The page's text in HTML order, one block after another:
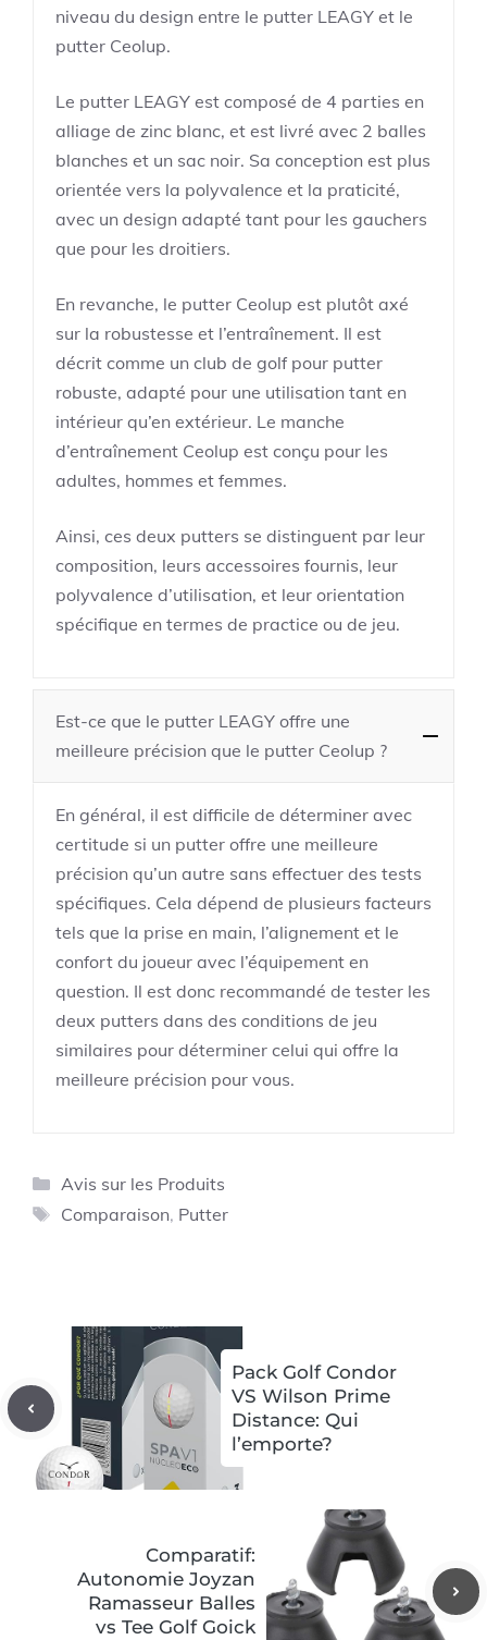
niveau du design entre le putter LEAGY et le
putter Ceolup.
Le putter LEAGY est composé de 4 parties en
alliage de zinc blanc, et est livré avec 2 balles
blanches et un sac noir. Sa conception est plus
orientée vers la polyvalence et la praticité,
avec un design adapté tant pour les gauchers
que pour les droitiers.
En revanche, le putter Ceolup est plutôt axé
sur la robustesse et l’entraînement. Il est
décrit comme un club de golf pour putter
robuste, adapté pour une utilisation tant en
intérieur qu’en extérieur. Le manche
d’entraînement Ceolup est conçu pour les
adultes, hommes et femmes.
Ainsi, ces deux putters se distinguent par leur
composition, leurs accessoires fournis, leur
polyvalence d’utilisation, et leur orientation
spécifique en termes de practice ou de jeu.
Est-ce que le putter LEAGY offre une
meilleure précision que le putter Ceolup ?
En général, il est difficile de déterminer avec
certitude si un putter offre une meilleure
précision qu’un autre sans effectuer des tests
spécifiques. Cela dépend de plusieurs facteurs
tels que la prise en main, l’alignement et le
confort du joueur avec l’équipement en
question. Il est donc recommandé de tester les
deux putters dans des conditions de jeu
similaires pour déterminer celui qui offre la
meilleure précision pour vous.
Catégories
Avis sur les Produits
Étiquettes
Comparaison, Putter
Pack Golf Condor
VS Wilson Prime
Distance: Qui
l’emporte?
Comparatif:
Autonomie Joyzan
Ramasseur Balles
vs Tee Golf Goick